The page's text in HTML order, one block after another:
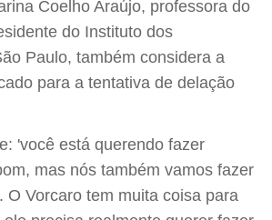
Coelho Araújo, professora do
do Instituto dos
Paulo, também considera a
para a tentativa de delação
'você está querendo fazer
mas nós também vamos fazer
O Vorcaro tem muita coisa para